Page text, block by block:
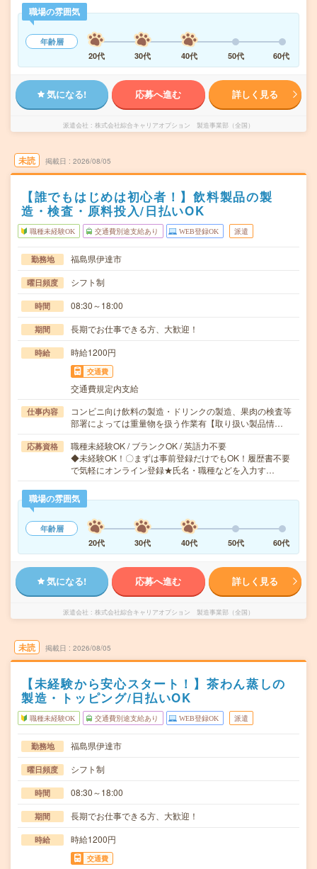
職場の雰囲気
年齢層
20代
30代 40代 50代 60代
気になる! 応募へ進む 詳しく見る
派遣会社 株式会社綜合キャリアオプション 製造事業部（全国）
未読 掲載日 2026/08/05
【誰でもはじめは初心者！】飲料製品の製
造・検査・原料投入/日払いOK
職種未経験OK 交通費別途支給あり WEB登録OK 派遣
勤務地 福島県伊達市
曜日頻度 シフト制
時間 08:30～18:00
期間 長期でお仕事できる方、大歓迎！
時給 時給1200円
交通費
交通費規定内支給
仕事内容
コンビニ向け飲料の製造・ドリンクの製造、果肉の検査等
部署によっては重量物を扱う作業有【取り扱い製品情…
応募資格
職種未経験OK / ブランクOK / 英語力不要
◆未経験OK！〇まずは事前登録だけでもOK！履歴書不要
で気軽にオンライン登録★氏名・職種などを入力す…
職場の雰囲気
年齢層
20代
30代 40代 50代 60代
気になる! 応募へ進む 詳しく見る
派遣会社 株式会社綜合キャリアオプション 製造事業部（全国）
未読 掲載日 2026/08/05
【未経験から安心スタート！】茶わん蒸しの
製造・トッピング/日払いOK
職種未経験OK 交通費別途支給あり WEB登録OK 派遣
勤務地 福島県伊達市
曜日頻度 シフト制
時間 08:30～18:00
期間 長期でお仕事できる方、大歓迎！
時給 時給1200円
交通費